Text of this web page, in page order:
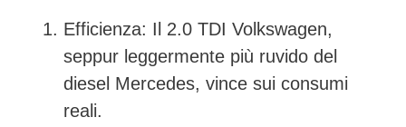
Efficienza: Il 2.0 TDI Volkswagen,
seppur leggermente più ruvido del
diesel Mercedes, vince sui consumi
reali.